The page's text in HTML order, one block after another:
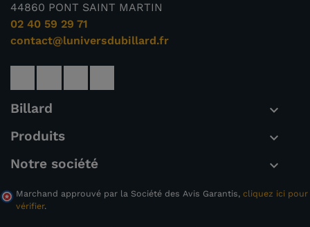
44860 PONT SAINT MARTIN
02 40 59 29 71
contact@luniversdubillard.fr
Billard 
Produits 
Notre société 
Marchand approuvé par la Société des Avis Garantis, cliquez ici pour
vérifier.